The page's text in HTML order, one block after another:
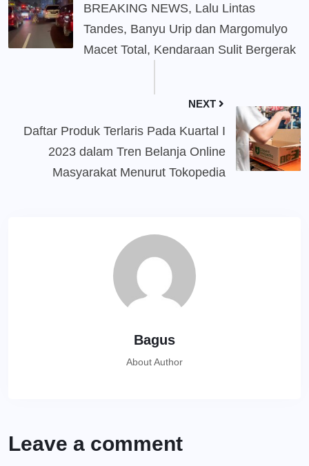
BREAKING NEWS, Lalu Lintas
Tandes, Banyu Urip dan Margomulyo
Macet Total, Kendaraan Sulit Bergerak
NEXT
Daftar Produk Terlaris Pada Kuartal I
2023 dalam Tren Belanja Online
Masyarakat Menurut Tokopedia
Bagus
About Author
Leave a comment